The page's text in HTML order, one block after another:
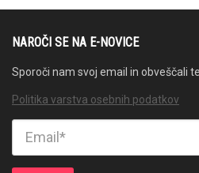
NAROČI SE NA E-NOVICE
Sporoči nam svoj email in obveščali
Politika varstva osebnih podatkov